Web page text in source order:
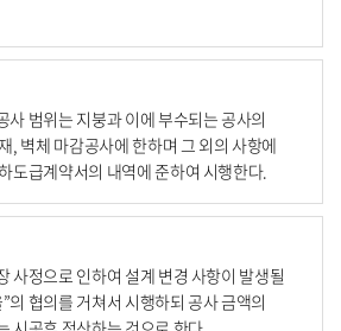
사 범위는 지붕과 이에 부수되는 공사의
, 벽체 마감공사에 한하며 그 외의 사항에
도급계약서의 내역에 준하여 시행한다.
사정으로 인하여 설계 변경 사항이 발생될
”의 협의를 거쳐서 시행하되 공사 금액의